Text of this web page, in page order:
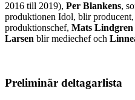
2016 till 2019), Per Blankens,
produktionen Idol, blir producent,
produktionschef, Mats Lindgren
Larsen blir mediechef och
Preliminär deltagarlista